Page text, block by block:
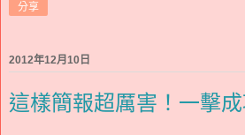
分享
2012年12月10日
這樣簡報超厲害！一擊